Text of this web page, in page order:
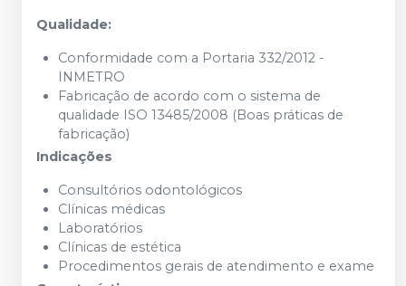
Qualidade:
Conformidade com a Portaria 332/2012 -
INMETRO
Fabricação de acordo com o sistema de
qualidade ISO 13485/2008 (Boas práticas de
fabricação)
Indicações
Consultórios odontológicos
Clínicas médicas
Laboratórios
Clínicas de estética
Procedimentos gerais de atendimento e exame